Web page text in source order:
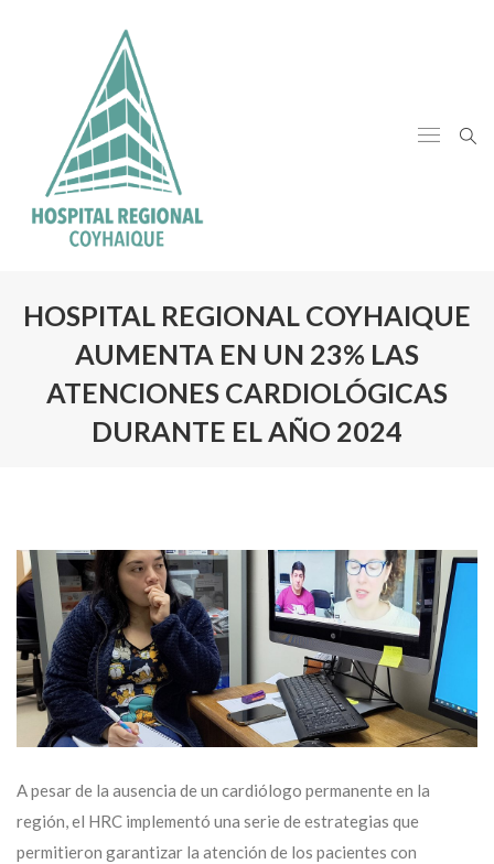
HOSPITAL REGIONAL COYHAIQUE
AUMENTA EN UN 23% LAS
ATENCIONES CARDIOLÓGICAS
DURANTE EL AÑO 2024
A pesar de la ausencia de un cardiólogo permanente en la
región, el HRC implementó una serie de estrategias que
permitieron garantizar la atención de los pacientes con